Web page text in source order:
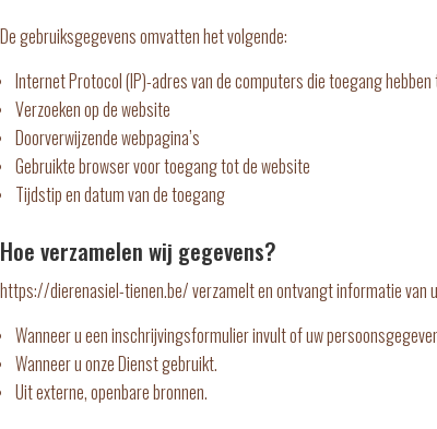
De gebruiksgegevens omvatten het volgende:
Internet Protocol (IP)-adres van de computers die toegang
Verzoeken op de website
Doorverwijzende webpagina’s
Gebruikte browser voor toegang tot de website
Tijdstip en datum van de toegang
Hoe verzamelen wij gegevens?
https://dierenasiel-tienen.be/ verzamelt en ontvangt informatie van
Wanneer u een inschrijvingsformulier invult of uw
Wanneer u onze Dienst gebruikt.
Uit externe, openbare bronnen.